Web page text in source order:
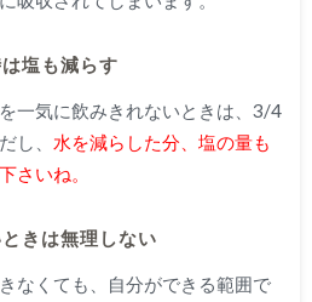
塩も減らす
一気に飲みきれないときは、 3/4
し、 水を減らした分、塩の量も
さいね。
きは無理しない
なくても、自分ができる範囲で